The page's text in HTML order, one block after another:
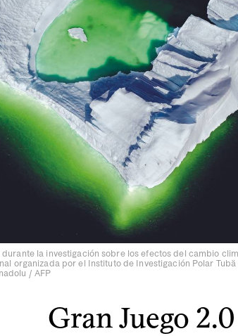
la investigación sobre los efectos del cambio
organizada por el Instituto de Investigación Polar
/ AFP
Gran Juego 2.0